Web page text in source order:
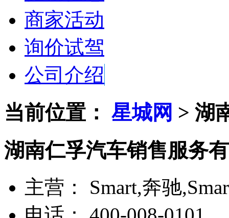
商家活动
询价试驾
公司介绍
当前位置： 星城网 > 湖
湖南仁孚汽车销售服务
主营：
Smart,奔驰